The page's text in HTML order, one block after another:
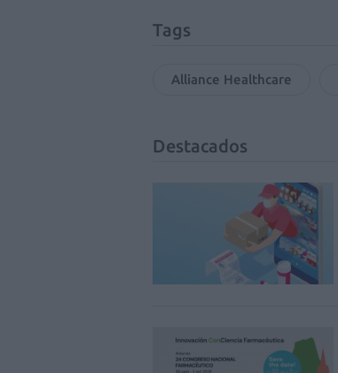
Tags
Alliance Healthcare
Destacados